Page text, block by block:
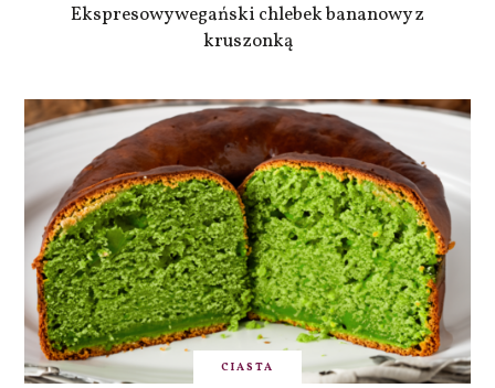
Ekspresowy wegański chlebek bananowy z
kruszonką
CIASTA